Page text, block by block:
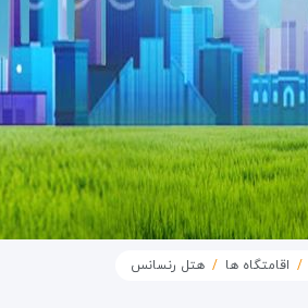
اقامتگاه ها هتل رنسانس